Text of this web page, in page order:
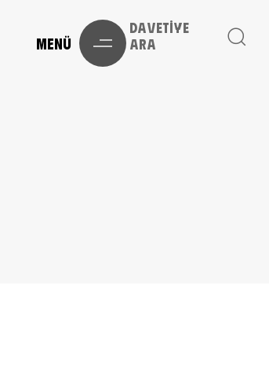
MENÜ
Davetiye
Ara